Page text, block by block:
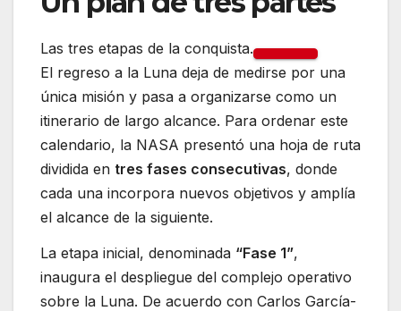
Las tres etapas de la conquista.
El regreso a la Luna deja de medirse por una
única misión y pasa a organizarse como un
itinerario de largo alcance. Para ordenar este
calendario, la NASA presentó una hoja de ruta
dividida en tres fases consecutivas, donde
cada una incorpora nuevos objetivos y amplía
el alcance de la siguiente.
La etapa inicial, denominada “Fase 1”,
inaugura el despliegue del complejo operativo
sobre la Luna. De acuerdo con Carlos García-